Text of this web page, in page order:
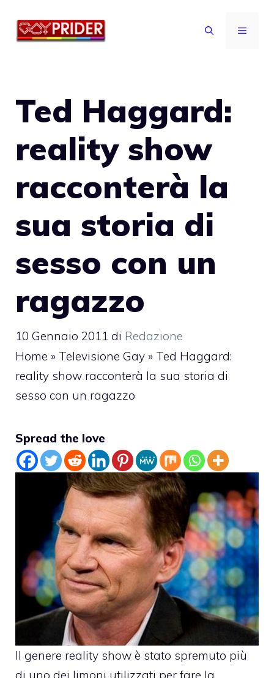
MENU
Ted Haggard:
reality show
racconterà la
sua storia di
sesso con un
ragazzo
10 Gennaio 2011 di Redazione
Home » Televisione Gay » Ted Haggard:
reality show racconterà la sua storia di
sesso con un ragazzo
Spread the love
Il genere reality show è stato spremuto più
di uno dei limoni utilizzati per fare la